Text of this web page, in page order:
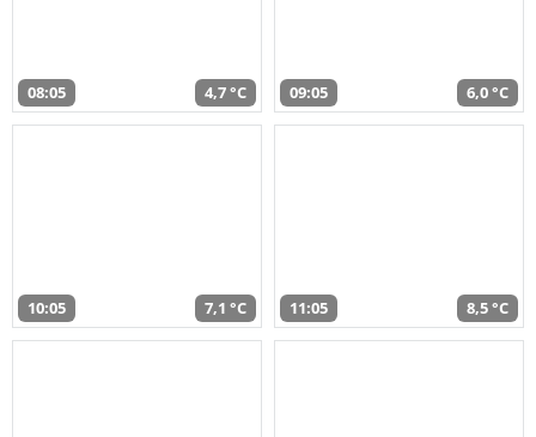
08:05 4,7 °C 09:05 6,0 °C
10:05 7,1 °C 11:05 8,5 °C